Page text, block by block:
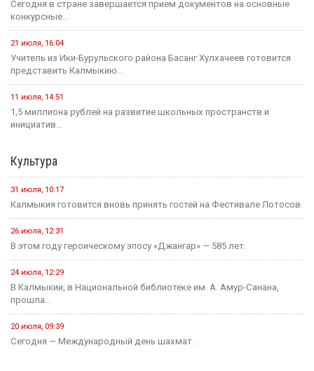
В Малодербетовском районе в ДТП погиб водитель
легкового автомобиля
23 июля Событие
Зрителям Телеканала «Россия 1» рассказали о том, что в
Калмыкии увековечили память о подвиге Героя России
Нарана Очир-Горяева
Новости на канале Россия 24
6 августа, 21:00
Вести Калмыкия. Выпуск на канале "Россия 24" от
06.08.2026.